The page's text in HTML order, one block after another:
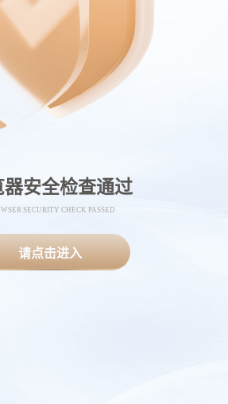
器安全检查通过
SECURITY CHECK PASSED
请点击进入